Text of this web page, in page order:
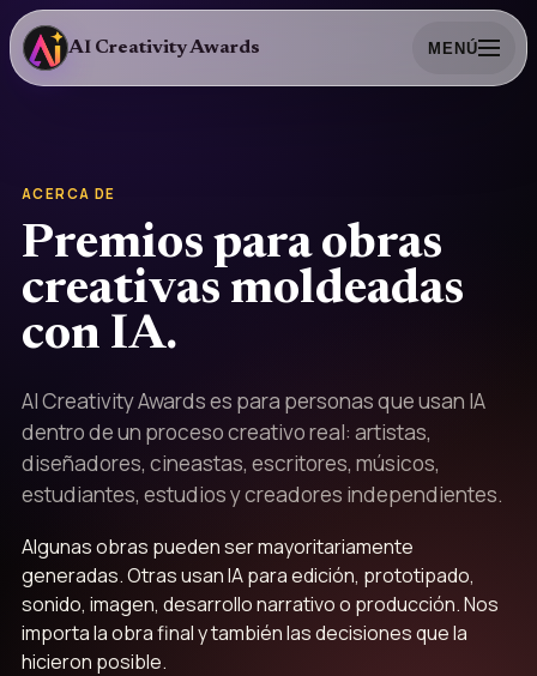
AI Creativity Awards MENÚ
ACERCA DE
Premios para obras
creativas moldeadas
con IA.
AI Creativity Awards es para personas que usan IA
dentro de un proceso creativo real: artistas,
diseñadores, cineastas, escritores, músicos,
estudiantes, estudios y creadores independientes.
Algunas obras pueden ser mayoritariamente
generadas. Otras usan IA para edición, prototipado,
sonido, imagen, desarrollo narrativo o producción. Nos
importa la obra final y también las decisiones que la
hicieron posible.